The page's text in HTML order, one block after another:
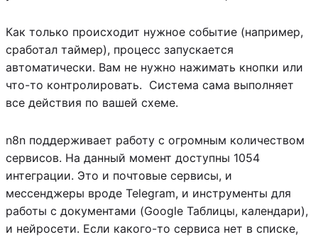
Как только происходит нужное событие (например,
сработал таймер), процесс запускается
автоматически. Вам не нужно нажимать кнопки или
что-то контролировать. Система сама выполняет
все действия по вашей схеме.
n8n поддерживает работу с огромным количеством
сервисов. На данный момент доступны 1054
интеграции. Это и почтовые сервисы, и
мессенджеры вроде Telegram, и инструменты для
работы с документами (Google Таблицы, календари),
и нейросети. Если какого-то сервиса нет в списке,